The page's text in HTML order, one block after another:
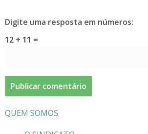
Digite uma resposta em números:
12 + 11 =
QUEM SOMOS